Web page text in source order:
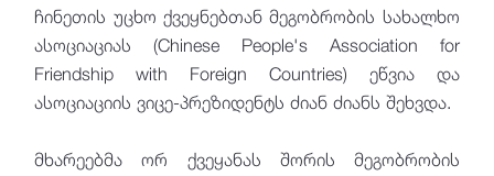
ჩინეთის უცხო ქვეყნებთან მეგობრობის სახალხო
ასოციაციას (Chinese People's Association for
Friendship with Foreign Countries) ეწვია და
ასოციაციის ვიცე-პრეზიდენტს ძიან ძიანს შეხვდა.
მხარეებმა ორ ქვეყანას შორის მეგობრობის